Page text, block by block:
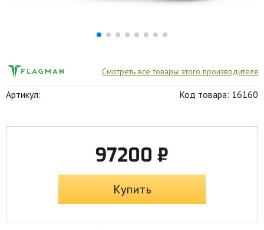
Смотреть все товары этого производителя
Артикул: Код товара: 16160
97200 ₽
Купить